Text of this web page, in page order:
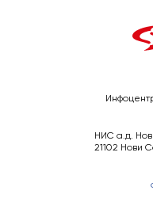
НИС а.д.
21102 Нови